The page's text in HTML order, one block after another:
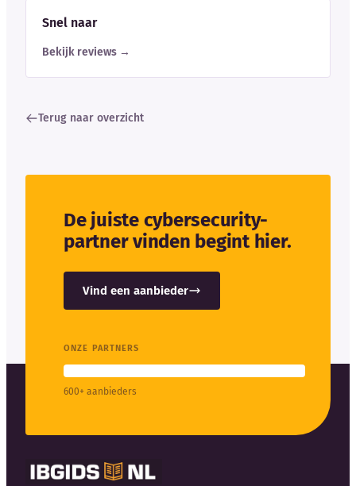
Snel naar
Bekijk reviews →
Terug naar overzicht
De juiste cybersecurity-
partner vinden begint hier.
Vind een aanbieder
ONZE PARTNERS
600+ aanbieders